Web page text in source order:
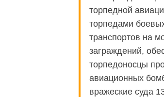
торпедной
торпедами
транспортов на
заграждений,
торпедоносцы
авиационных
вражеские суда